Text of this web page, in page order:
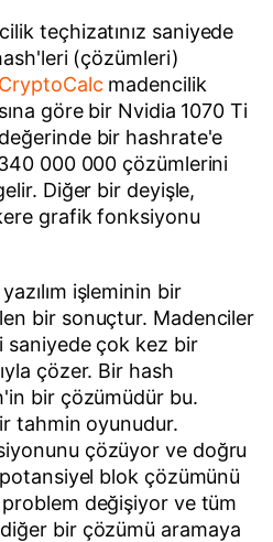
teçhizatınız saniyede
(çözümleri)
madencilik
göre bir Nvidia 1070 Ti
bir hashrate'e
000 000 çözümlerini
Diğer bir deyişle,
grafik fonksiyonu
işleminin bir
bir sonuçtur. Madenciler
saniyede çok kez bir
çözer. Bir hash
bir çözümüdür bu.
tahmin oyunudur.
çözüyor ve doğru
blok çözümünü
değişiyor ve tüm
bir çözümü aramaya